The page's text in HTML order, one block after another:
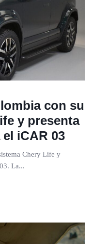
con su
y presenta
iCAR 03
Chery Life y
La...